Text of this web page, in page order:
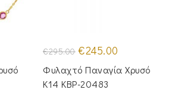
€295.00 Original
price
was:
€295.00.
€245.00
τιμή
είναι:
Φυλαχτό Παναγία Χρυσό
Κ14 KBP-20483